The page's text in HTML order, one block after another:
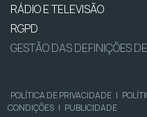
RÁDIO E TELEVISÃO
RGPD
GESTÃO DAS DEFINIÇÕES
POLÍTICA DE PRIVACIDADE |
CONDIÇÕES | PUBLICIDADE